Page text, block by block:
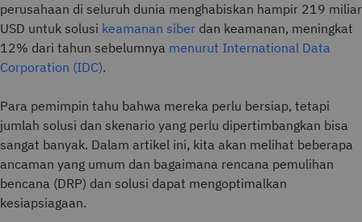
perusahaan di seluruh dunia menghabiskan hampir 219 miliar
USD untuk solusi keamanan siber dan keamanan, meningkat
12% dari tahun sebelumnya menurut International Data
Corporation (IDC).
Para pemimpin tahu bahwa mereka perlu bersiap, tetapi
jumlah solusi dan skenario yang perlu dipertimbangkan bisa
sangat banyak. Dalam artikel ini, kita akan melihat beberapa
ancaman yang umum dan bagaimana rencana pemulihan
bencana (DRP) dan solusi dapat mengoptimalkan
kesiapsiagaan.